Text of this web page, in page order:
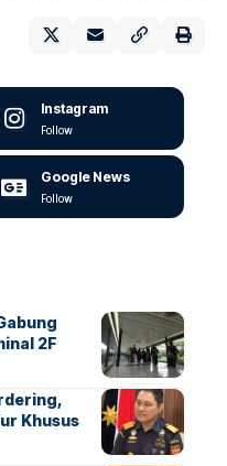
Instagram
Follow
Google News
Follow
2F
Khusus